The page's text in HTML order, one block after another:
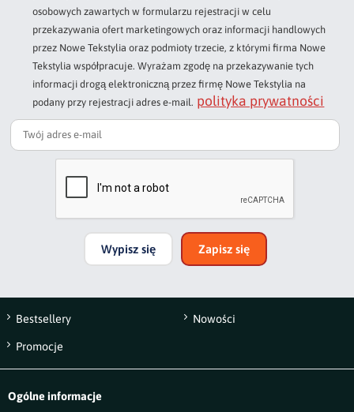
Twoja ocena
Bardzo dobry
Twoja opinia o produkcie
Wyślij opinię
osobowych zawartych w formularzu rejestracji w celu
przekazywania ofert marketingowych oraz informacji handlowych
przez Nowe Tekstylia oraz podmioty trzecie, z którymi firma Nowe
Tekstylia współpracuje. Wyrażam zgodę na przekazywanie tych
informacji drogą elektroniczną przez firmę Nowe Tekstylia na
podany przy rejestracji adres e-mail. polityka prywatności
Wypisz się Zapisz się
Bestsellery Nowości
Promocje
Ogólne informacje